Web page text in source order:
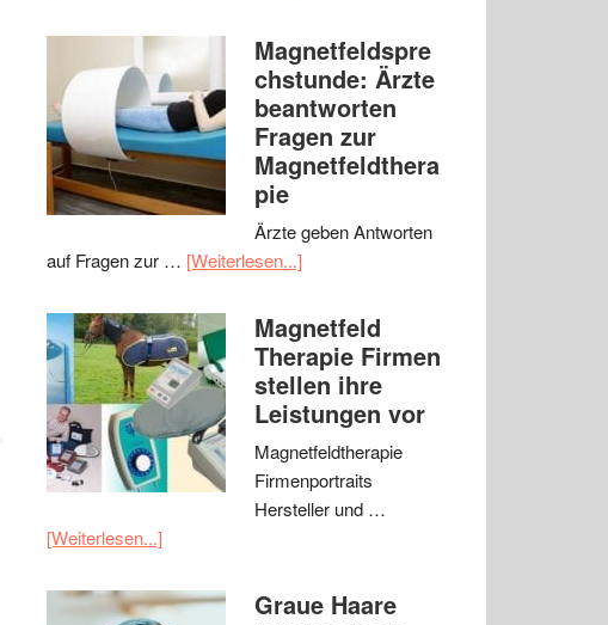
Magnetfeldspre
chstunde: Ärzte
beantworten
Fragen zur
Magnetfeldthera
pie
Ärzte geben Antworten
auf Fragen zur … [Weiterlesen...]
Magnetfeld
Therapie Firmen
stellen ihre
Leistungen vor
Magnetfeldtherapie
Firmenportraits
Hersteller und …
[Weiterlesen...]
Graue Haare